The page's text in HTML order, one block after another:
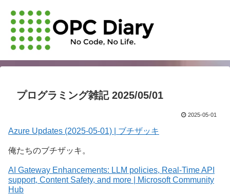
プログラミング雑記 2025/05/01
2025-05-01
Azure Updates (2025-05-01) | ブチザッキ
俺たちのブチザッキ。
AI Gateway Enhancements: LLM policies, Real-Time API
support, Content Safety, and more | Microsoft Community
Hub